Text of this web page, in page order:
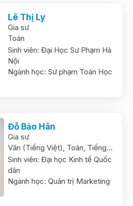
Lê Thị Ly
Gia sư
Toán
Sinh viên: Đại Học Sư Phạm Hà
Nội
Ngành học: Sư phạm Toán Học
Đỗ Bảo Hân
Gia sư
Văn (Tiếng Việt), Toán, Tiếng
Anh
Sinh viên: Đại học Kinh tế Quốc
dân
Ngành học: Quản trị Marketing